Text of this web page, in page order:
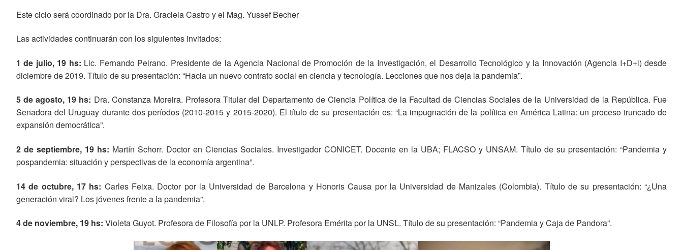
Este ciclo será coordinado por la Dra. Graciela Castro y el Mag. Yussef Becher
Las actividades continuarán con los siguientes invitados:
1 de julio, 19 hs: Lic. Fernando Peirano. Presidente de la Agencia Nacional de Promoción de la Investigación, el Desarrollo Tecnológico y la Innovación (Agencia I+D+i) desde
diciembre de 2019. Título de su presentación: “Hacia un nuevo contrato social en ciencia y tecnología. Lecciones que nos deja la pandemia”.
5 de agosto, 19 hs: Dra. Constanza Moreira. Profesora Titular del Departamento de Ciencia Política de la Facultad de Ciencias Sociales de la Universidad de la República. Fue
Senadora del Uruguay durante dos períodos (2010-2015 y 2015-2020). El título de su presentación es: “La impugnación de la política en América Latina: un proceso truncado de
expansión democrática”.
2 de septiembre, 19 hs: Martín Schorr. Doctor en Ciencias Sociales. Investigador CONICET. Docente en la UBA; FLACSO y UNSAM. Título de su presentación: “Pandemia y
pospandemia: situación y perspectivas de la economía argentina”.
14 de octubre, 17 hs: Carles Feixa. Doctor por la Universidad de Barcelona y Honoris Causa por la Universidad de Manizales (Colombia). Título de su presentación: “¿Una
generación viral? Los jóvenes frente a la pandemia”.
4 de noviembre, 19 hs: Violeta Guyot. Profesora de Filosofía por la UNLP. Profesora Emérita por la UNSL. Título de su presentación: “Pandemia y Caja de Pandora”.